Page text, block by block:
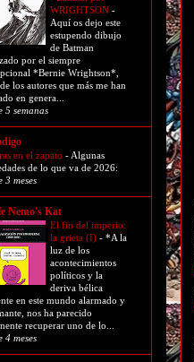
WRIGHTSON -
Aquí os dejo este
estupendo dibujo
de Batman
por el siempre
*Bernie Wrightson*,
los autores que más me han
en genera...
5 semanas
en el zapato - Algunas
de lo que va de 2026:
3 meses
Nemo's Kat
El fin del imperio:
la grieta (I) - *A la
luz de los
acontecimientos
políticos y la
deriva bélica
en este mundo alarmado y
nos ha parecido
recuperar uno de lo...
4 meses